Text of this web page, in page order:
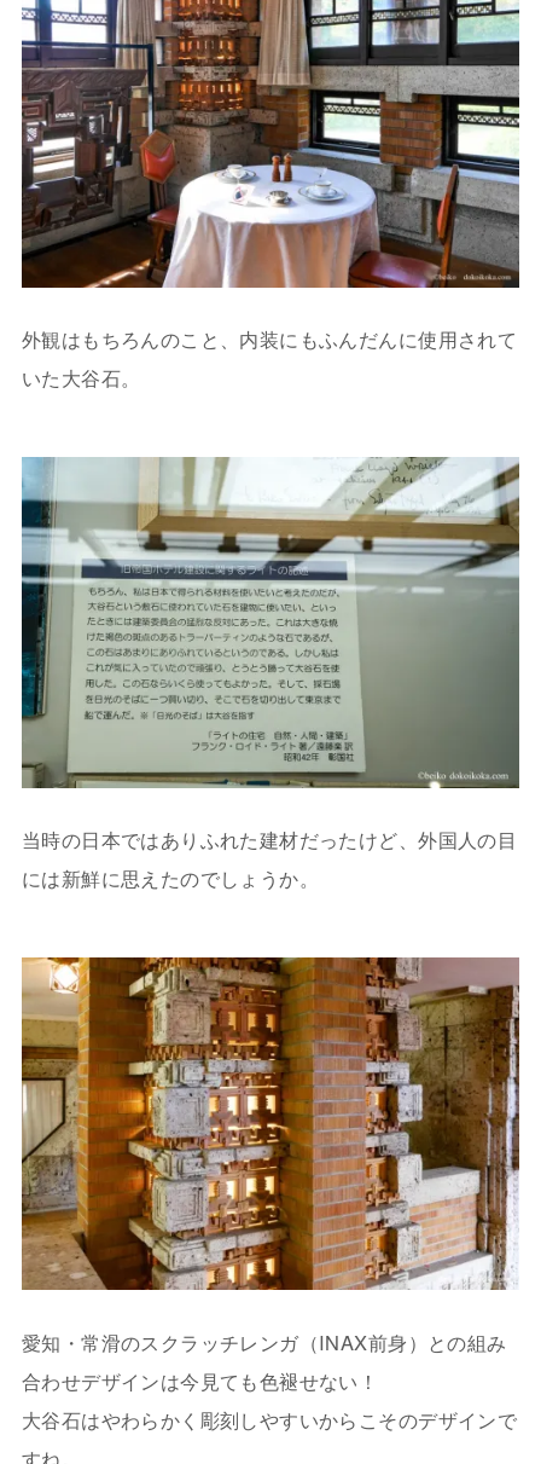
外観はもちろんのこと、内装にもふんだんに使用されて
いた大谷石。
当時の日本ではありふれた建材だったけど、外国人の目
には新鮮に思えたのでしょうか。
愛知・常滑のスクラッチレンガ（INAX前身）との組み
合わせデザインは今見ても色褪せない！
大谷石はやわらかく彫刻しやすいからこそのデザインで
すね。